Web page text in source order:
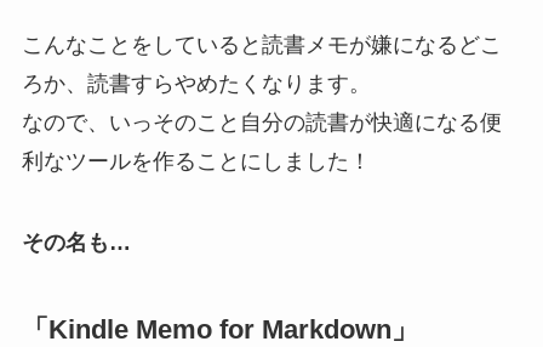
こんなことをしていると読書メモが嫌になるどこ
ろか、読書すらやめたくなります。
なので、いっそのこと自分の読書が快適になる便
利なツールを作ることにしました！
その名も…
「Kindle Memo for Markdown」